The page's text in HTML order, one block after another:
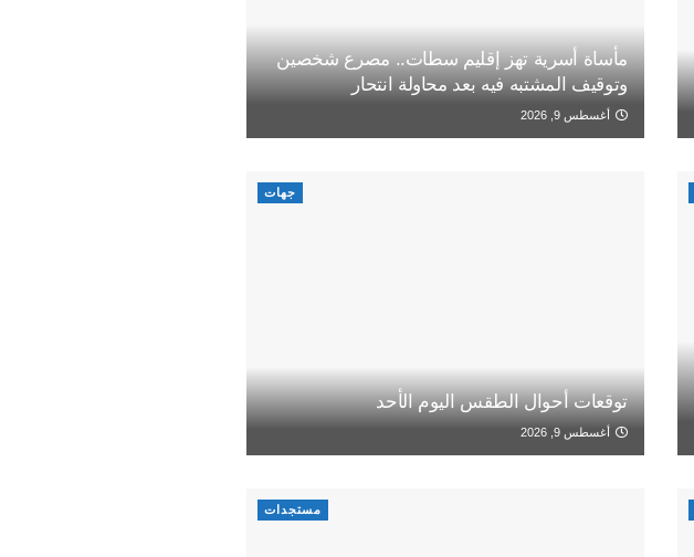
مأساة أسرية تهز إقليم سطات.. مصرع شخصين
وتوقيف المشتبه فيه بعد محاولة انتحار
أغسطس 9, 2026
جهات
توقعات أحوال الطقس اليوم الأحد
أغسطس 9, 2026
مستجدات